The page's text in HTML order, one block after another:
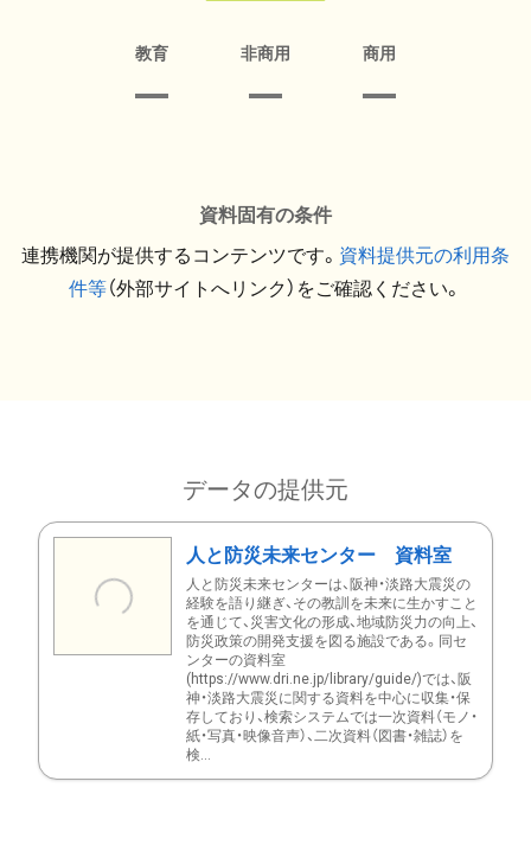
教育 非商用 商用
資料固有の条件
連携機関が提供するコンテンツです。 資料提供元の利用条
件等（外部サイトへリンク）をご確認ください。
データの提供元
人と防災未来センター 資料室
人と防災未来センターは、阪神・淡路大震災の
経験を語り継ぎ、その教訓を未来に生かすこと
を通じて、災害文化の形成、地域防災力の向上、
防災政策の開発支援を図る施設である。同セ
ンターの資料室
(https://www.dri.ne.jp/library/guide/)では、阪
神・淡路大震災に関する資料を中心に収集・保
存しており、検索システムでは一次資料（モノ・
紙・写真・映像音声）、二次資料（図書・雑誌）を
検...